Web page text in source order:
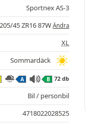
Sportnex AS-3
205/45 ZR16 87W Ändra
XL
Sommardäck
A B 72 db
Bil / personbil
4718022028525